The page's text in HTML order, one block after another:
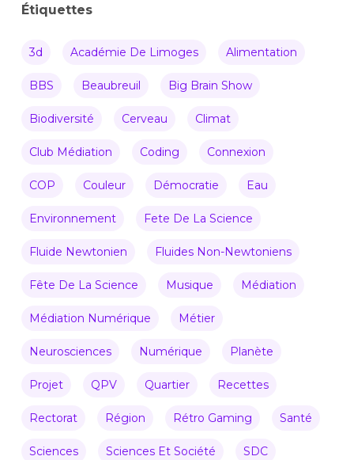
Étiquettes
3d Académie De Limoges Alimentation
BBS Beaubreuil Big Brain Show
Biodiversité Cerveau Climat
Club Médiation Coding Connexion
COP Couleur Démocratie Eau
Environnement Fete De La Science
Fluide Newtonien Fluides Non-Newtoniens
Fête De La Science Musique Médiation
Médiation Numérique Métier
Neurosciences Numérique Planète
Projet QPV Quartier Recettes
Rectorat Région Rétro Gaming Santé
Sciences Sciences Et Société SDC